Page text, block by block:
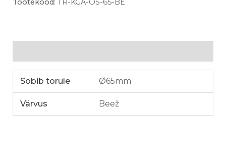
Tootekood: TR-KGA-ÕS-65-BE
Sobib torule Ø65mm
Värvus Beež